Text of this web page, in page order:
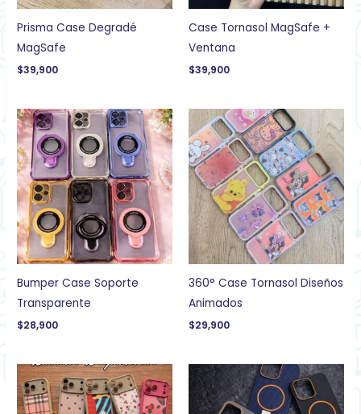
Prisma Case Degradé
MagSafe
$39,900
Case Tornasol MagSafe +
Ventana
$39,900
Bumper Case Soporte
Transparente
$28,900
360° Case Tornasol Diseños
Animados
$29,900